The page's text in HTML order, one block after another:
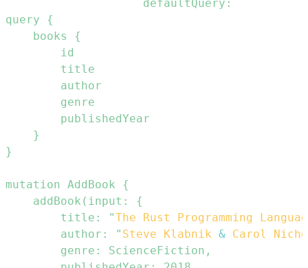
        title: "
The Rust Programming
        author: "
Steve Klabnik & Carol